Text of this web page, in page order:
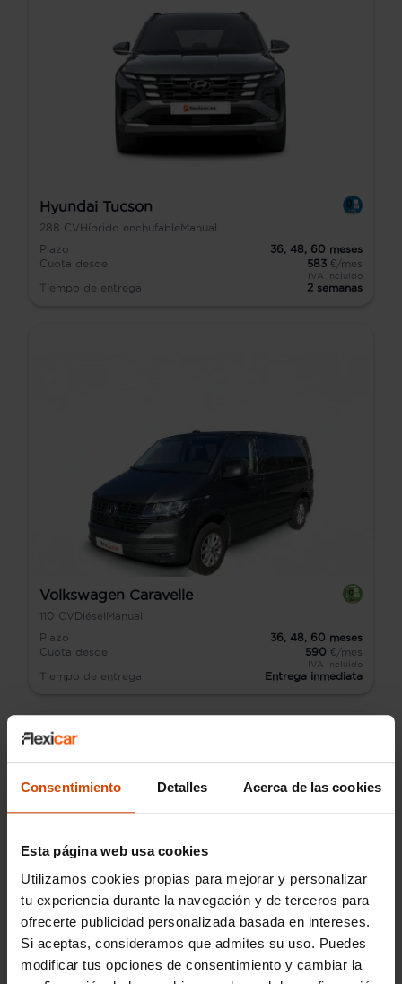
Consentimiento Detalles Acerca de las cookies
Esta página web usa cookies
Utilizamos cookies propias para mejorar y personalizar
tu experiencia durante la navegación y de terceros para
ofrecerte publicidad personalizada basada en intereses.
Si aceptas, consideramos que admites su uso. Puedes
modificar tus opciones de consentimiento y cambiar la
Hyundai Tucson
288 CV Híbrido enchufable Manual
Plazo
36, 48, 60 meses
Cuota desde
583 €/mes
IVA incluido
Tiempo de entrega 2 semanas
Volkswagen Caravelle
110 CVDiéselManual
Plazo
36, 48, 60 meses
Cuota desde
590 €/mes
IVA incluido
Tiempo de entrega Entrega inmediata